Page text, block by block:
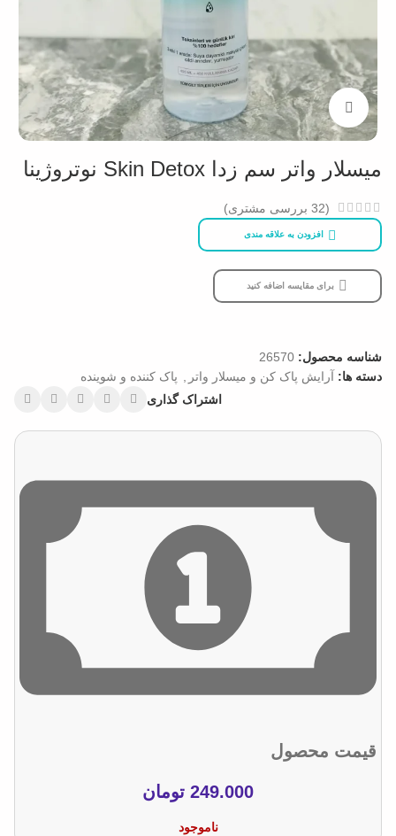
بزرگنمایی تصویر
میسلار واتر سم زدا Skin Detox نوتروژینا
(
32 بررسی مشتری)
افزودن به علاقه مندی
برای مقایسه اضافه کنید
شناسه محصول: 26570
دسته ها: آرایش پاک کن و میسلار واتر
پاک کننده و شوینده
اشتراک گذاری
قیمت محصول
249.000 تومان
ناموجود